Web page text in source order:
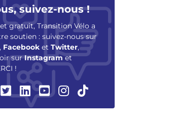
suivez-nous !
gratuit, Transition Vélo a
soutien : suivez-nous sur
, Facebook et Twitter,
surInstagramet
!